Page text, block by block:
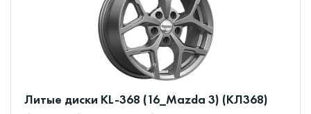
Литые диски KL-368 (16_Mazda 3) (КЛ368)